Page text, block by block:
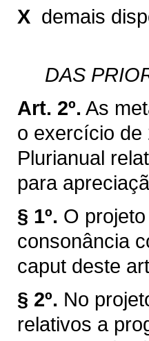
X  demais
DAS
Art. 2º. As
o exercício de
Plurianual
para
§ 1º. O
consonância
caput deste
§ 2º. No
relativos a